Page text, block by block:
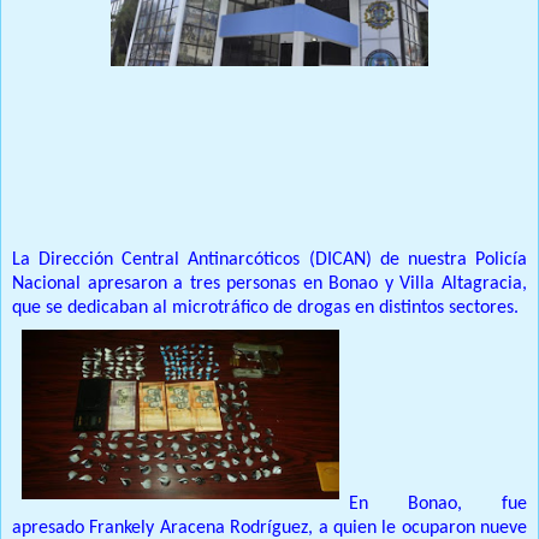
La Dirección Central Antinarcóticos (DICAN) de nuestra Policía
Nacional apresaron a tres personas en Bonao y Villa Altagracia,
que se dedicaban al microtráfico de drogas en distintos sectores.
En Bonao, fue
apresado Frankely Aracena Rodríguez, a quien le ocuparon nueve